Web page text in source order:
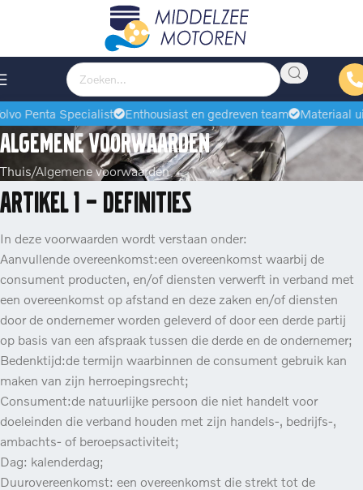
Specialist Enthousiast en gedreven team Materiaal uit
Algemene voorwaarden
Thuis Algemene voorwaarden
Artikel 1 – Definities
In deze voorwaarden wordt verstaan onder:
Aanvullende overeenkomst:een overeenkomst waarbij de
consument producten, en/of diensten verwerft in verband met
een overeenkomst op afstand en deze zaken en/of diensten
door de ondernemer worden geleverd of door een derde partij
op basis van een afspraak tussen die derde en de ondernemer;
Bedenktijd:de termijn waarbinnen de consument gebruik kan
maken van zijn herroepingsrecht;
Consument:de natuurlijke persoon die niet handelt voor
doeleinden die verband houden met zijn handels-, bedrijfs-,
ambachts- of beroepsactiviteit;
Dag: kalenderdag;
Duurovereenkomst: een overeenkomst die strekt tot de